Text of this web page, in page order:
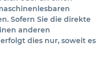
Sofern Sie die direkte
anderen
dies nur, soweit es